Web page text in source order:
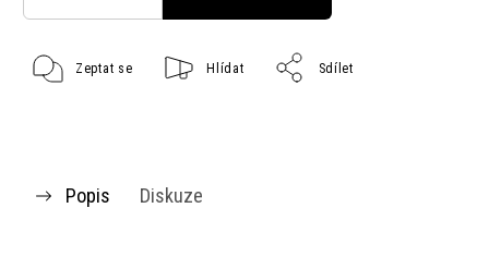
Zeptat se Hlídat Sdílet
Popis Diskuze